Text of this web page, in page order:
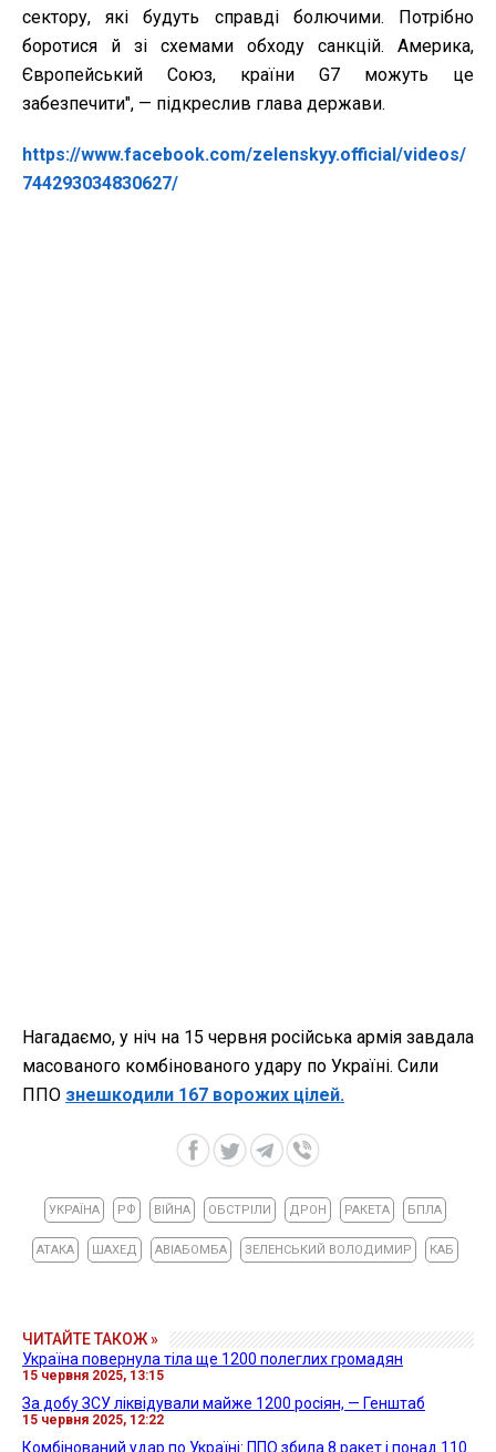
сектору, які будуть справді болючими. Потрібно
боротися й зі схемами обходу санкцій. Америка,
Європейський Союз, країни G7 можуть це
забезпечити", — підкреслив глава держави.
https://www.facebook.com/zelenskyy.official/videos/
744293034830627/
Нагадаємо, у ніч на 15 червня російська армія завдала
масованого комбінованого удару по Україні. Сили
ППО знешкодили 167 ворожих цілей.
УКРАЇНА РФ ВІЙНА ОБСТРІЛИ ДРОН РАКЕТА БПЛА
АТАКА ШАХЕД АВІАБОМБА ЗЕЛЕНСЬКИЙ ВОЛОДИМИР КАБ
ЧИТАЙТЕ ТАКОЖ »
Україна повернула тіла ще 1200 полеглих громадян
15 червня 2025, 13:15
За добу ЗСУ ліквідували майже 1200 росіян, — Генштаб
15 червня 2025, 12:22
Комбінований удар по Україні: ППО збила 8 ракет і понад 110